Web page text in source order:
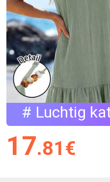
# Luchtig
17.81€